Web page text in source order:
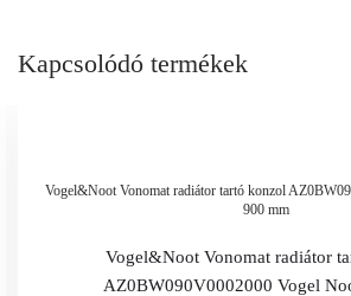
Kapcsolódó termékek
Vogel&Noot Vonomat radiátor tartó konzol
900 mm
Vogel&Noot Vonomat radiátor
AZ0BW090V0002000 Vogel